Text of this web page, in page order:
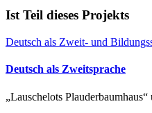
Ist Teil dieses Projekts
Deutsch als Zweit- und
Deutsch als Zweitsprache
„Lauschelots Plauderbaumhaus“